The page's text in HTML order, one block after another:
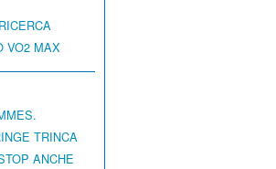
VO2 MAX
TRINCA
ANCHE